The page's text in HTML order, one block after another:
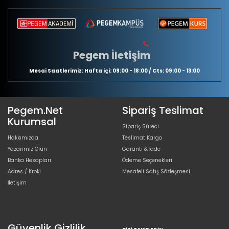
Pegem İletişim
Mesai Saatlerimiz: Hafta içi: 09:00 - 18:00 / Cts: 09:00 - 13:00
Pegem.Net
Kurumsal
Hakkımızda
Yazarımız Olun
Banka Hesapları
Adres / Kroki
İletişim
Sipariş Teslimat
Sipariş Süreci
Teslimat Kargo
Garanti & İade
Ödeme Seçenekleri
Mesafeli Satış Sözleşmesi